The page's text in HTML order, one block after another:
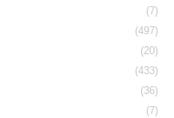
(7)
(497)
(20)
(433)
(36)
(7)